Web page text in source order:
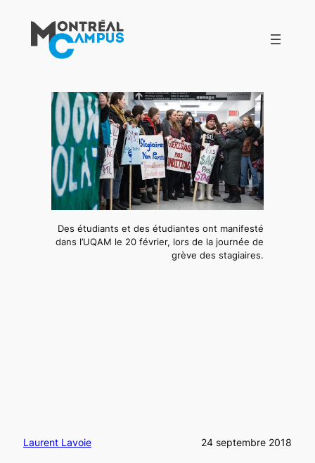
contenu
Des étudiants et des étudiantes ont manifesté
dans l’UQAM le 20 février, lors de la journée de
grève des stagiaires.
Laurent Lavoie 24 septembre 2018